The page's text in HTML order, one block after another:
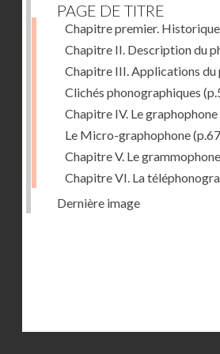
PAGE DE TITRE
Chapitre premier. Historique
Chapitre II. Description du
Chapitre III. Applications du
Clichés phonographiques
Chapitre IV. Le graphophone
Le Micro-graphophone
Chapitre V. Le grammophone
Chapitre VI. La
Dernière image